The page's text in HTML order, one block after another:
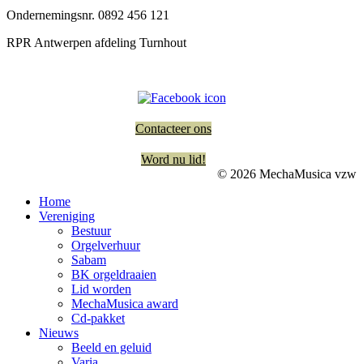
Ondernemingsnr. 0892 456 121
RPR Antwerpen afdeling Turnhout
Contacteer ons
Word nu lid!
© 2026 MechaMusica vzw
Home
Vereniging
Bestuur
Orgelverhuur
Sabam
BK orgeldraaien
Lid worden
MechaMusica award
Cd-pakket
Nieuws
Beeld en geluid